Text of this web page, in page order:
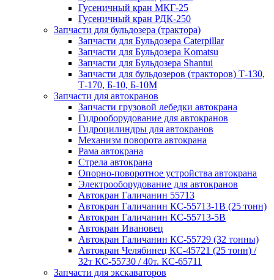
Гусеничный кран МКГ-25
Гусеничный кран РДК-250
Запчасти для бульдозера (трактора)
Запчасти для Бульдозера Caterpillar
Запчасти для Бульдозера Komatsu
Запчасти для Бульдозера Shantui
Запчасти для бульдозеров (тракторов) Т-130,
Т-170, Б-10, Б-10М
Запчасти для автокранов
Запчасти грузовой лебедки автокрана
Гидрооборудование для автокранов
Гидроцилиндры для автокранов
Механизм поворота автокрана
Рама автокрана
Стрела автокрана
Опорно-поворотное устройства автокрана
Электрооборудование для автокранов
Автокран Галичанин 55713
Автокран Галичанин КС-55713-1В (25 тонн)
Автокран Галичанин КС-55713-5В
Автокран Ивановец
Автокран Галичанин КС-55729 (32 тонны)
Автокран Челябинец КС-45721 (25 тонн) /
32т КС-55730 / 40т. КС-65711
Запчасти для экскаваторов